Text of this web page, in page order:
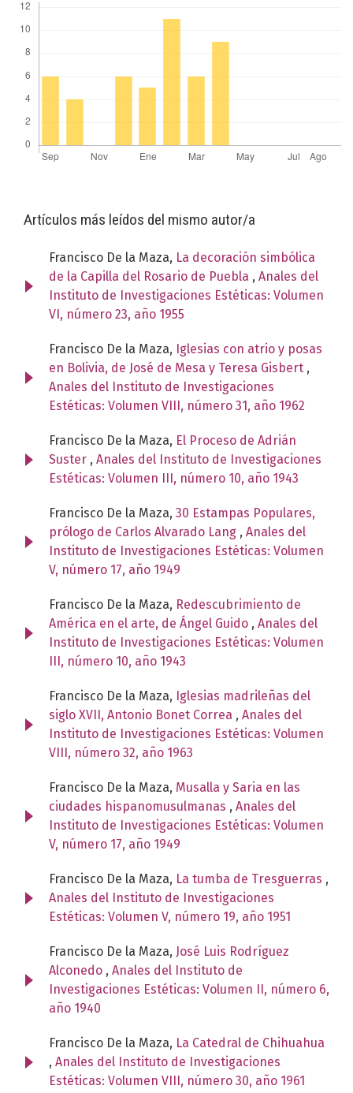
Artículos más leídos del mismo autor/a
Francisco De la Maza, La decoración simbólica
de la Capilla del Rosario de Puebla , Anales del
Instituto de Investigaciones Estéticas: Volumen
VI, número 23, año 1955
Francisco De la Maza, Iglesias con atrio y posas
en Bolivia, de José de Mesa y Teresa Gisbert ,
Anales del Instituto de Investigaciones
Estéticas: Volumen VIII, número 31, año 1962
Francisco De la Maza, El Proceso de Adrián
Suster , Anales del Instituto de Investigaciones
Estéticas: Volumen III, número 10, año 1943
Francisco De la Maza, 30 Estampas Populares,
prólogo de Carlos Alvarado Lang , Anales del
Instituto de Investigaciones Estéticas: Volumen
V, número 17, año 1949
Francisco De la Maza, Redescubrimiento de
América en el arte, de Ángel Guido , Anales del
Instituto de Investigaciones Estéticas: Volumen
III, número 10, año 1943
Francisco De la Maza, Iglesias madrileñas del
siglo XVII, Antonio Bonet Correa , Anales del
Instituto de Investigaciones Estéticas: Volumen
VIII, número 32, año 1963
Francisco De la Maza, Musalla y Saria en las
ciudades hispanomusulmanas , Anales del
Instituto de Investigaciones Estéticas: Volumen
V, número 17, año 1949
Francisco De la Maza, La tumba de Tresguerras ,
Anales del Instituto de Investigaciones
Estéticas: Volumen V, número 19, año 1951
Francisco De la Maza, José Luis Rodríguez
Alconedo , Anales del Instituto de
Investigaciones Estéticas: Volumen II, número 6,
año 1940
Francisco De la Maza, La Catedral de Chihuahua
, Anales del Instituto de Investigaciones
Estéticas: Volumen VIII, número 30, año 1961